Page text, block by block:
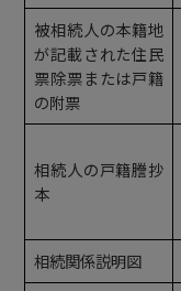
被相続人の本籍地
が記載された住民
票除票または戸籍
の附票
相続人の戸籍謄抄
本
相続関係説明図